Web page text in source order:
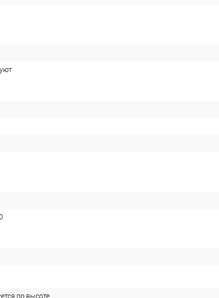
по высоте